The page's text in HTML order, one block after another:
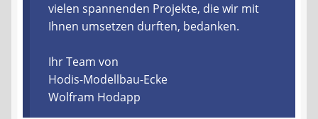
Vereine & Foren
Kontakt
vielen spannenden Projekte, die wir mit
Ihnen umsetzen durften, bedanken.
Ihr Team von
Hodis-Modellbau-Ecke
Wolfram Hodapp